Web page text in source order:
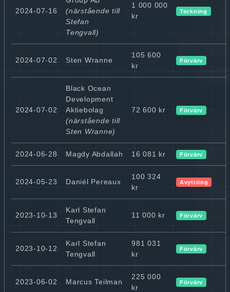
2024-07-16
(närstående till
Stefan
Tengvall)
1 000 000
kr
Teckning
2024-07-02 Sten Wranne
105 600
kr
Förvärv
2024-07-02
Black Ocean
Development
Aktiebolag
(närstående till
Sten Wranne)
72 600 kr Förvärv
2024-06-28 Magdy Abdallah 16 081 kr Förvärv
2024-05-23 Daniél Pereaux
100 324
kr
Avyttring
2023-10-13
Karl Stefan
Tengvall
11 000 kr Förvärv
2023-10-12
Karl Stefan
Tengvall
981 031
kr
Förvärv
2023-06-02 Marcus Teilman
225 000
kr
Förvärv